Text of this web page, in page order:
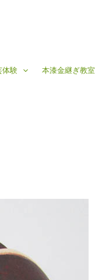
体験 本漆金継ぎ教室